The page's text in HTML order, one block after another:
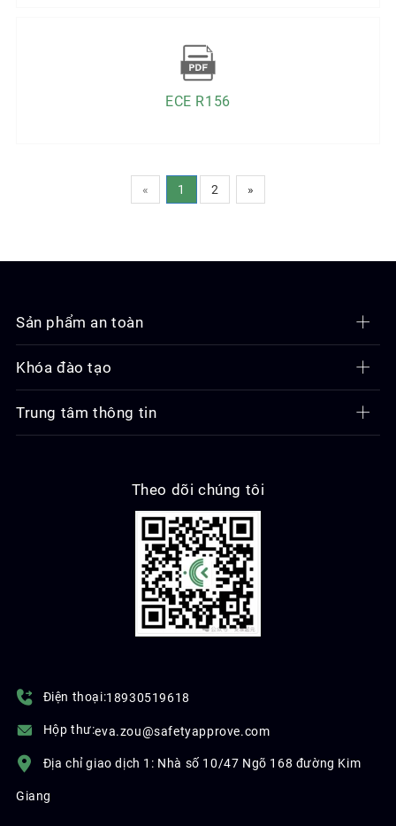
ECE R156
« 1 2 »
Sản phẩm an toàn
Khóa đào tạo
Trung tâm thông tin
Theo dõi chúng tôi
Điện thoại:18930519618
Hộp thư:eva.zou@safetyapprove.com
Địa chỉ giao dịch 1: Nhà số 10/47 Ngõ 168 đường Kim
Giang